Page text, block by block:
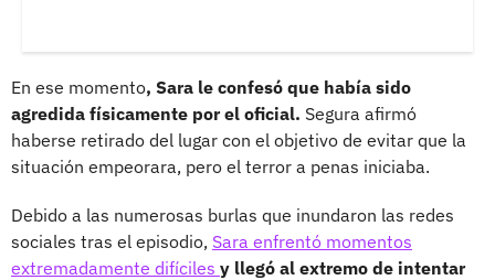
En ese momento, Sara le confesó que había sido
agredida físicamente por el oficial. Segura afirmó
haberse retirado del lugar con el objetivo de evitar que la
situación empeorara, pero el terror a penas iniciaba.
Debido a las numerosas burlas que inundaron las redes
sociales tras el episodio, Sara enfrentó momentos
extremadamente difíciles y llegó al extremo de intentar